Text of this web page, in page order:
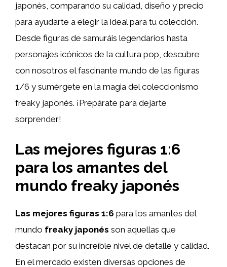
japonés, comparando su calidad, diseño y precio
para ayudarte a elegir la ideal para tu colección.
Desde figuras de samuráis legendarios hasta
personajes icónicos de la cultura pop, descubre
con nosotros el fascinante mundo de las figuras
1/6 y sumérgete en la magia del coleccionismo
freaky japonés. ¡Prepárate para dejarte
sorprender!
Las mejores figuras 1:6
para los amantes del
mundo freaky japonés
Las mejores figuras 1:6 para los amantes del
mundo freaky japonés son aquellas que
destacan por su increíble nivel de detalle y calidad.
En el mercado existen diversas opciones de